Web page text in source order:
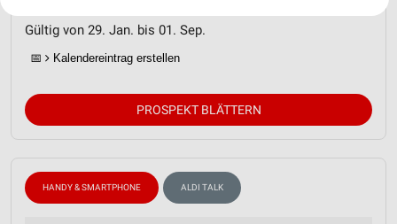
Gültig von 29. Jan. bis 01. Sep.
📅 Kalendereintrag erstellen
PROSPEKT BLÄTTERN
HANDY & SMARTPHONE ALDI TALK
Website/App.
Wir nutzen Ihre Daten für folgende Zwecke:
Speichern von oder Zugriff auf Informationen
auf einem Endgerät
Werbeanzeigen